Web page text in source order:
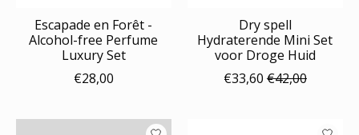
Escapade en Forêt -
Alcohol-free Perfume
Luxury Set
€28,00
Dry spell
Hydraterende Mini Set
voor Droge Huid
€33,60 €42,00